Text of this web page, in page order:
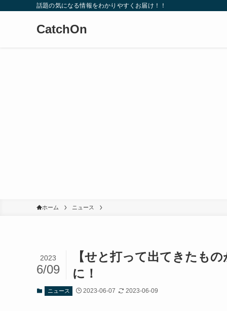
話題の気になる情報をわかりやすくお届け！！
CatchOn
ホーム ニュース
【せと打って出てきたも
に！
2023
6/09
ニュース 2023-06-07 2023-06-09